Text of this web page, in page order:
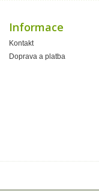
Informace
Kontakt
Doprava a platba